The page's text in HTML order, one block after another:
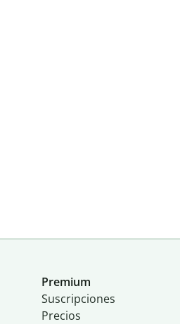
Premium
Suscripciones
Precios